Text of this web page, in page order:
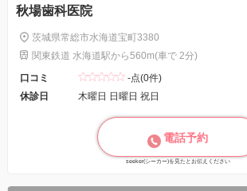
秋場歯科医院
茨城県常総市水海道宝町3380
関東鉄道 水海道駅から560m(車で 2分)
口コミ
-点(0件)
休診日
木曜日 日曜日 祝日
電話予約
seeker(シーカー)を見たとお伝えください